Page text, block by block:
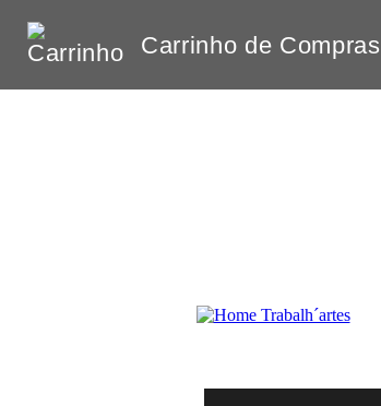
Carrinho de Compras